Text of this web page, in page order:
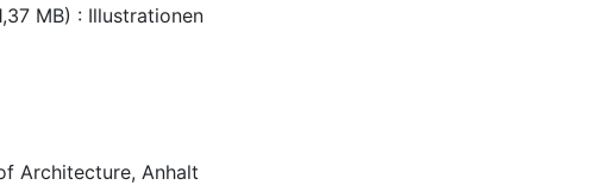
MB) : Illustrationen
Architecture, Anhalt